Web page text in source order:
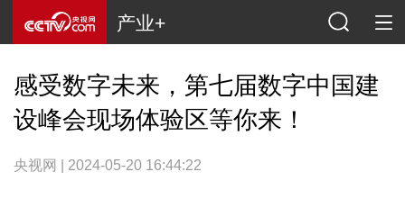
产业+
感受数字未来，第七届数字中国建
设峰会现场体验区等你来！
央视网 | 2024-05-20 16:44:22